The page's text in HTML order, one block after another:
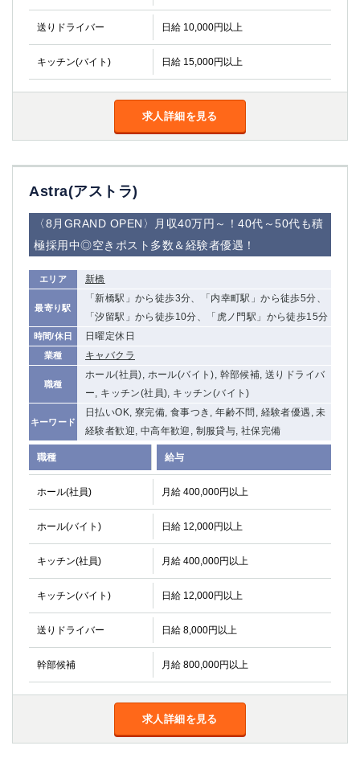
送りドライバー 日給 10,000円以上
キッチン(バイト) 日給 15,000円以上
求人詳細を見る
Astra(アストラ)
〈8月GRAND OPEN〉月収40万円～！40代～50代も積
極採用中◎空きポスト多数＆経験者優遇！
エリア 新橋
最寄り駅
「新橋駅」から徒歩3分、「内幸町駅」から徒歩5分、
「汐留駅」から徒歩10分、「虎ノ門駅」から徒歩15分
時間/休日 日曜定休日
業種 キャバクラ
職種
ホール(社員), ホール(バイト), 幹部候補, 送りドライバ
ー, キッチン(社員), キッチン(バイト)
キーワード
日払いOK, 寮完備, 食事つき, 年齢不問, 経験者優遇, 未
経験者歓迎, 中高年歓迎, 制服貸与, 社保完備
職種 給与
ホール(社員) 月給 400,000円以上
ホール(バイト) 日給 12,000円以上
キッチン(社員) 月給 400,000円以上
キッチン(バイト) 日給 12,000円以上
送りドライバー 日給 8,000円以上
幹部候補 月給 800,000円以上
求人詳細を見る